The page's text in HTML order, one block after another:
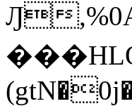
Ԓ
�